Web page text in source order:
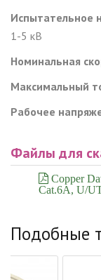
Испытательное
1-5 кВ
Номинальная
Максимальный
Рабочее
Файлы для
Copper
Cat.6A, U/
Подобные